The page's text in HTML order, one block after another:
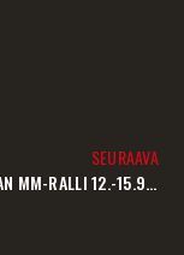
SEURAAVA
AUSTRALIAN MM-RALLI 12.-15.9.2013